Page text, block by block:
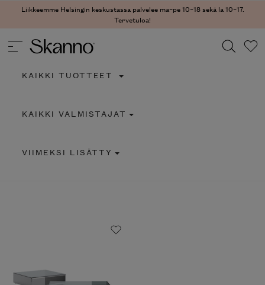
Liikkeemme Helsingin keskustassa palvelee ma–pe 10–18 sekä la 10–17.
Tervetuloa!
Type 2 or more characters for results.
KAIKKI TUOTTEET
KAIKKI VALMISTAJAT
VIIMEKSI LISÄTTY